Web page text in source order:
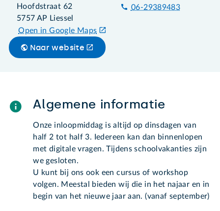
Hoofdstraat 62
5757 AP Liessel
Open in Google Maps
06-29389483
Naar website
Algemene informatie
Onze inloopmiddag is altijd op dinsdagen van
half 2 tot half 3. Iedereen kan dan binnenlopen
met digitale vragen. Tijdens schoolvakanties zijn
we gesloten.
U kunt bij ons ook een cursus of workshop
volgen. Meestal bieden wij die in het najaar en in
begin van het nieuwe jaar aan. (vanaf september)